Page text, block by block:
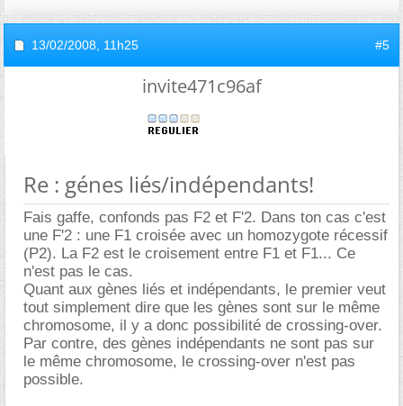
13/02/2008, 11h25 #5
invite471c96af
Re : génes liés/indépendants!
Fais gaffe, confonds pas F2 et F'2. Dans ton cas c'est
une F'2 : une F1 croisée avec un homozygote récessif
(P2). La F2 est le croisement entre F1 et F1... Ce
n'est pas le cas.
Quant aux gènes liés et indépendants, le premier veut
tout simplement dire que les gènes sont sur le même
chromosome, il y a donc possibilité de crossing-over.
Par contre, des gènes indépendants ne sont pas sur
le même chromosome, le crossing-over n'est pas
possible.